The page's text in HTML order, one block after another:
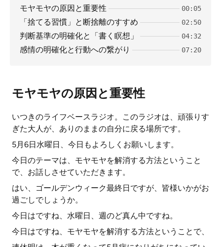
モヤモヤの原因と重要性 00:05
「捨てる習慣」と断捨離のすすめ 02:50
判断基準の明確化と「書く瞑想」 04:32
感情の明確化と行動への繋がり 07:20
モヤモヤの原因と重要性
いつきのライフベースラジオ。このラジオは、頑張りす
ぎた大人が、ありのままの自分に戻る場所です。
5月6日水曜日、今日もよろしくお願いします。
今日のテーマは、モヤモヤを解消する方法ということ
で、お話しさせていただきます。
はい、ゴールデンウィーク最終日ですが、皆様いかがお
過ごしでしょうか。
今日はですね、水曜日、週のど真ん中ですね。
今日はですね、モヤモヤを解消する方法ということで、